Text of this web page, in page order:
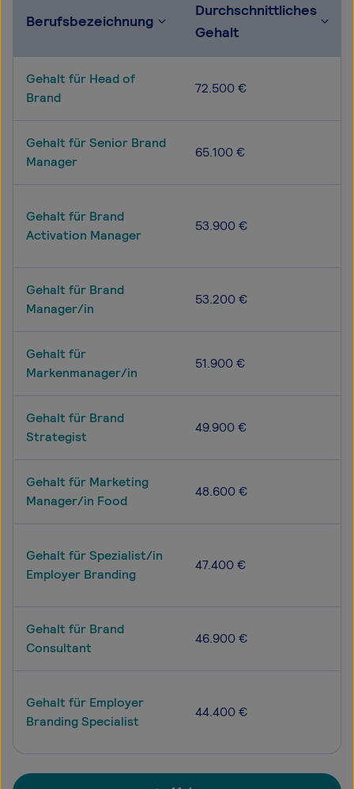
Berufsbezeichnung
Durchschnittliches
Gehalt
Gehalt für Head of
Brand
72.500 €
Gehalt für Senior Brand
Manager
65.100 €
Gehalt für Brand
Activation Manager
53.900 €
Gehalt für Brand
Manager/in
53.200 €
Gehalt für
Markenmanager/in
51.900 €
Gehalt für Brand
Strategist
49.900 €
Gehalt für Marketing
Manager/in Food
48.600 €
Gehalt für Spezialist/in
Employer Branding
47.400 €
Gehalt für Brand
Consultant
46.900 €
Gehalt für Employer
Branding Specialist
44.400 €